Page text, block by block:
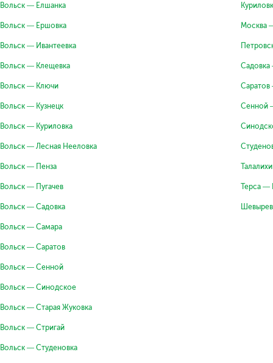
Вольск — Елшанка
Вольск — Ершовка
Вольск — Ивантеевка
Вольск — Клещевка
Вольск — Ключи
Вольск — Кузнецк
Вольск — Куриловка
Вольск — Лесная Нееловка
Вольск — Пенза
Вольск — Пугачев
Вольск — Садовка
Вольск — Самара
Вольск — Саратов
Вольск — Сенной
Вольск — Синодское
Вольск — Старая Жуковка
Вольск — Стригай
Вольск — Студеновка
Москва
Сенной
Терса —